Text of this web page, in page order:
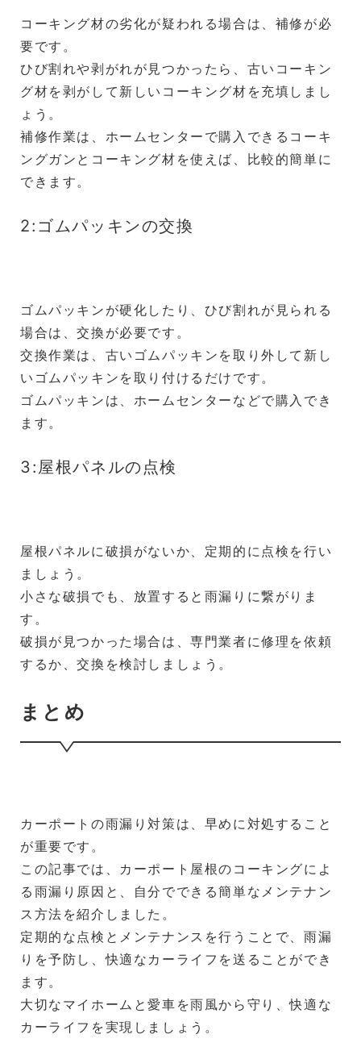
コーキング材の劣化が疑われる場合は、補修が必
要です。
ひび割れや剥がれが見つかったら、古いコーキン
グ材を剥がして新しいコーキング材を充填しまし
ょう。
補修作業は、ホームセンターで購入できるコーキ
ングガンとコーキング材を使えば、比較的簡単に
できます。
2:ゴムパッキンの交換
ゴムパッキンが硬化したり、ひび割れが見られる
場合は、交換が必要です。
交換作業は、古いゴムパッキンを取り外して新し
いゴムパッキンを取り付けるだけです。
ゴムパッキンは、ホームセンターなどで購入でき
ます。
3:屋根パネルの点検
屋根パネルに破損がないか、定期的に点検を行い
ましょう。
小さな破損でも、放置すると雨漏りに繋がりま
す。
破損が見つかった場合は、専門業者に修理を依頼
するか、交換を検討しましょう。
まとめ
カーポートの雨漏り対策は、早めに対処すること
が重要です。
この記事では、カーポート屋根のコーキングによ
る雨漏り原因と、自分でできる簡単なメンテナン
ス方法を紹介しました。
定期的な点検とメンテナンスを行うことで、雨漏
りを予防し、快適なカーライフを送ることができ
ます。
大切なマイホームと愛車を雨風から守り、快適な
カーライフを実現しましょう。